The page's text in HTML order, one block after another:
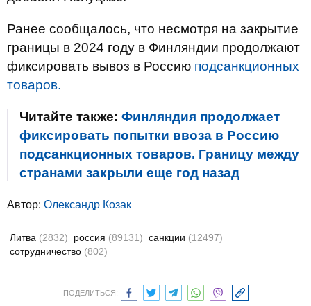
Ранее сообщалось, что несмотря на закрытие
границы в 2024 году в Финляндии продолжают
фиксировать вывоз в Россию подсанкционных
товаров.
Читайте также: Финляндия продолжает
фиксировать попытки ввоза в Россию
подсанкционных товаров. Границу между
странами закрыли еще год назад
Автор: Олександр Козак
Литва (2832) россия (89131) санкции (12497)
сотрудничество (802)
ПОДЕЛИТЬСЯ: